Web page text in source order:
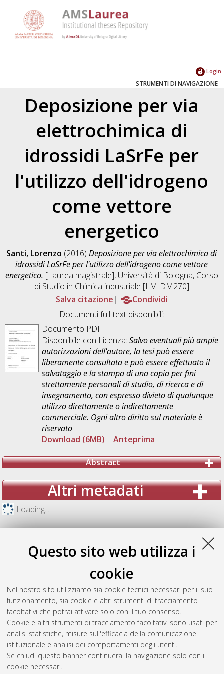
Questo sito web utilizza i
cookie
Nel nostro sito utilizziamo sia cookie tecnici necessari per il suo
funzionamento, sia cookie e altri strumenti di tracciamento
facoltativi che potrai attivare solo con il tuo consenso.
Cookie e altri strumenti di tracciamento facoltativi sono usati per
analisi statistiche, misure sull'efficacia della comunicazione
istituzionale e analisi dei comportamenti degli utenti.
Se chiudi questo banner continuerai la navigazione solo con i
cookie necessari.
Login
STRUMENTI DI NAVIGAZIONE
Deposizione per via
elettrochimica di
idrossidi LaSrFe per
l'utilizzo dell'idrogeno
come vettore
energetico
Santi, Lorenzo (2016)Deposizione per via elettrochimica di
idrossidi LaSrFe per l'utilizzo dell'idrogeno come vettore
energetico. [Laurea magistrale], Università di Bologna, Corso
di Studio in Chimica industriale [LM-DM270]
Salva citazione
Condividi
Documenti full-text disponibili:
Documento PDF
Disponibile con Licenza: Salvo eventuali più ampie
autorizzazioni dell'autore, la tesi può essere
liberamente consultata e può essere effettuato il
salvataggio e la stampa di una copia per fini
strettamente personali di studio, di ricerca e di
insegnamento, con espresso divieto di qualunque
utilizzo direttamente o indirettamente
commerciale. Ogni altro diritto sul materiale è
riservato
Download (6MB) | Anteprima
Abstract
Altri metadati
Loading...
Gestione del documento: